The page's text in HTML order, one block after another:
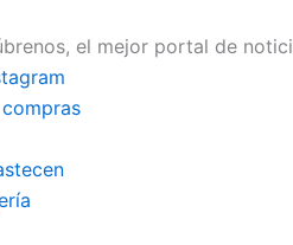
el mejor portal de